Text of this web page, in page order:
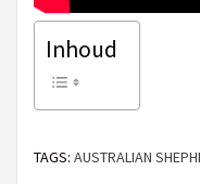
Inhoud
TAGS: AUSTRALIAN